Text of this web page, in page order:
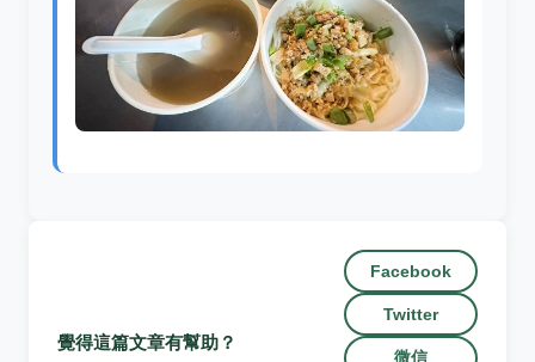
覺得這篇文章有幫助？
Facebook
Twitter
微信